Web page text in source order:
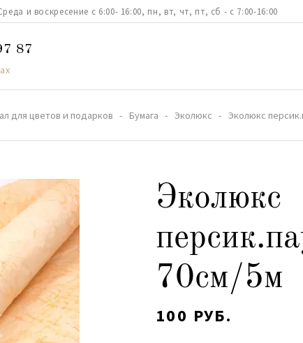
и воскресение с 6:00- 16:00, пн, вт, чт, пт, сб - с 7:00-16:00
87
для цветов и подарков Бумага Эколюкс Эколюкс
Эколюкс
70см/5м
100 РУБ.